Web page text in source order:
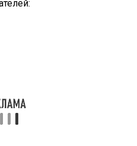
дневник для